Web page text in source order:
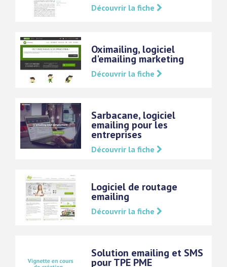
Découvrir la fiche
Oximailing, logiciel
d'emailing marketing
Découvrir la fiche
Sarbacane, logiciel
emailing pour les
entreprises
Découvrir la fiche
Logiciel de routage
emailing
Découvrir la fiche
Solution emailing et SMS
pour TPE PME